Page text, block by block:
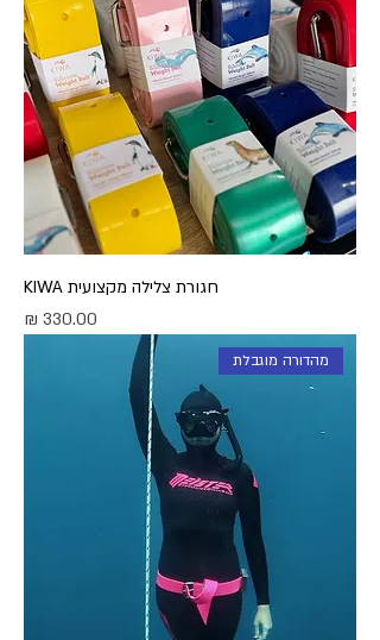
חגורת צלילה מקצועית KIWA
מחיר
מהדורה מוגבלת